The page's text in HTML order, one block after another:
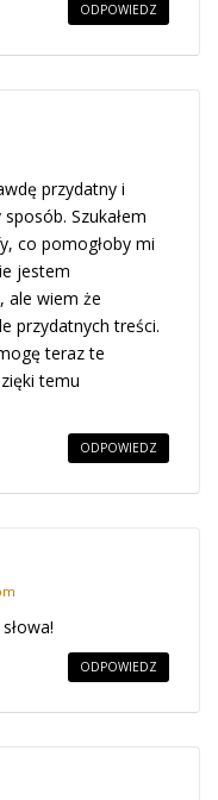
ODPOWIEDZ
przydatny i
Szukałem
co pomogłoby mi
jestem
ale wiem że
przydatnych treści.
teraz te
temu
ODPOWIEDZ
ODPOWIEDZ